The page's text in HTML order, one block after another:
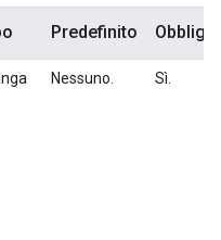
Predefinito
Nessuno. Sì.